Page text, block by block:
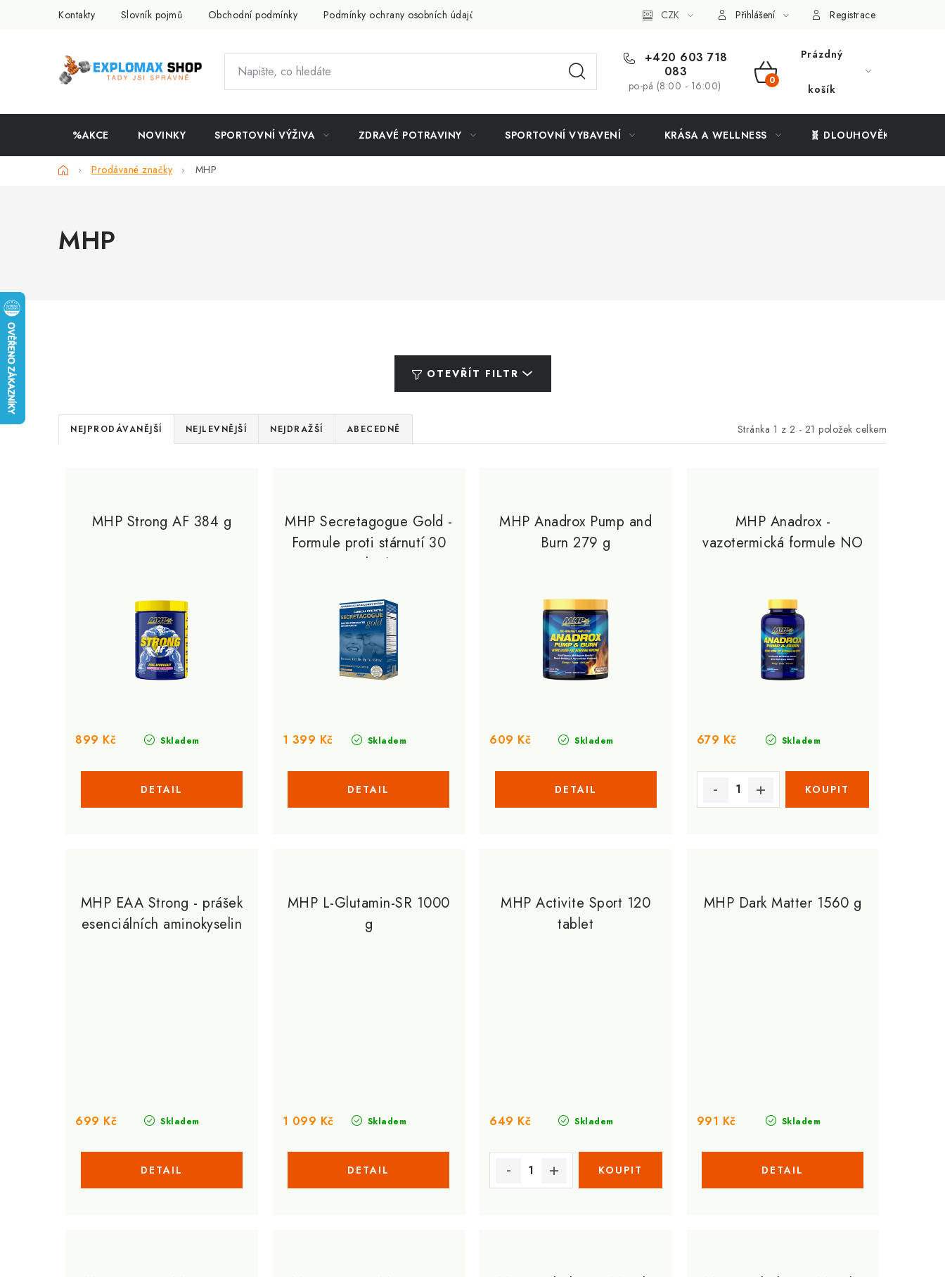
Kontakty Slovník pojmů Obchodní podmínky Podmínky ochrany osobních údajů Slevový systém Vše o nákupu
CZK Přihlášení Registrace
+420 603 718
083
po-pá (8:00 - 16:00)
NÁKUPNÍ
Prázdný
košík
%AKCE NOVINKY SPORTOVNÍ VÝŽIVA ZDRAVÉ POTRAVINY SPORTOVNÍ VYBAVENÍ KRÁSA A WELLNESS 🧬 DLOUHOVĚKOST
DomůProdávané značky MHP
MHP
OTEVŘÍT FILTR
Stránka 1 z 2 - 21 položek celkem
Ř
a
NEJPRODÁVANĚJŠÍ NEJLEVNĚJŠÍ NEJDRAŽŠÍ ABECEDNĚ
MHP Strong AF 384 g
Skladem
899 Kč
MHP Secretagogue Gold -
Formule proti stárnutí 30
Balení
Skladem
1 399 Kč
MHP Anadrox Pump and
Burn 279 g
Skladem
609 Kč
MHP Anadrox -
vazotermická formule NO
Skladem
679 Kč
MHP EAA Strong - prášek
esenciálních aminokyselin
Skladem
699 Kč
MHP L-Glutamin-SR 1000
g
Skladem
1 099 Kč
MHP Activite Sport 120
tablet
Skladem
649 Kč
MHP Dark Matter 1560 g
Skladem
991 Kč